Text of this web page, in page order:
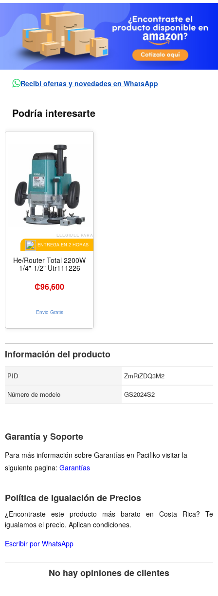
Recibí ofertas y novedades en WhatsApp
Podría interesarte
ELEGIBLE PARA
ENTREGA EN 2 HORAS
He/Router Total 2200W
1/4"-1/2" Utr111226
₡96,600
Envio Gratis
Información del producto
PID
ZmRiZDQ3M2
Número de modelo
GS2024S2
Garantía y Soporte
Para más información sobre Garantías en Pacifiko visitar la
siguiente pagina: Garantías
Política de Igualación de Precios
¿Encontraste este producto más barato en Costa Rica? Te
igualamos el precio. Aplican condiciones.
Escribir por WhatsApp
No hay opiniones de clientes